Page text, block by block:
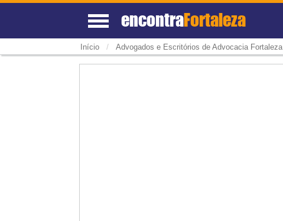
encontraFortaleza
Início / Advogados e Escritórios de Advocacia Fortaleza